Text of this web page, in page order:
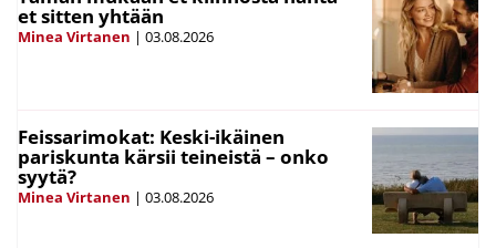
et sitten yhtään
Minea Virtanen | 03.08.2026
Feissarimokat: Keski-ikäinen
pariskunta kärsii teineistä – onko
syytä?
Minea Virtanen | 03.08.2026